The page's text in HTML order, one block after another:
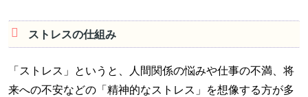
ストレスの仕組み
「ストレス」というと、人間関係の悩みや仕事の不満、将
来への不安などの「精神的なストレス」を想像する方が多